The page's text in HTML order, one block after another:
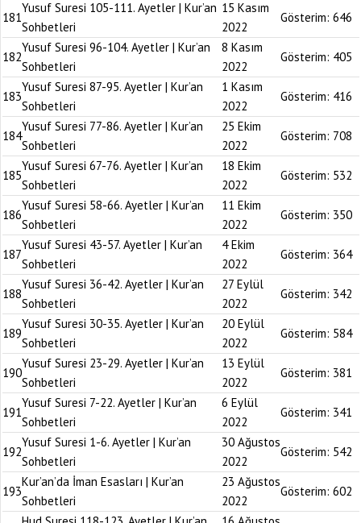
181
Yusuf Suresi 105-111. Ayetler | Kur’an
Sohbetleri
15 Kasım
2022
Gösterim: 646
182
Yusuf Suresi 96-104. Ayetler | Kur’an
Sohbetleri
8 Kasım
2022
Gösterim: 405
183
Yusuf Suresi 87-95. Ayetler | Kur’an
Sohbetleri
1 Kasım
2022
Gösterim: 416
184
Yusuf Suresi 77-86. Ayetler | Kur’an
Sohbetleri
25 Ekim
2022
Gösterim: 708
185
Yusuf Suresi 67-76. Ayetler | Kur’an
Sohbetleri
18 Ekim
2022
Gösterim: 532
186
Yusuf Suresi 58-66. Ayetler | Kur’an
Sohbetleri
11 Ekim
2022
Gösterim: 350
187
Yusuf Suresi 43-57. Ayetler | Kur’an
Sohbetleri
4 Ekim
2022
Gösterim: 364
188
Yusuf Suresi 36-42. Ayetler | Kur’an
Sohbetleri
27 Eylül
2022
Gösterim: 342
189
Yusuf Suresi 30-35. Ayetler | Kur’an
Sohbetleri
20 Eylül
2022
Gösterim: 584
190
Yusuf Suresi 23-29. Ayetler | Kur’an
Sohbetleri
13 Eylül
2022
Gösterim: 381
191
Yusuf Suresi 7-22. Ayetler | Kur’an
Sohbetleri
6 Eylül
2022
Gösterim: 341
192
Yusuf Suresi 1-6. Ayetler | Kur’an
Sohbetleri
30 Ağustos
2022
Gösterim: 542
193
Kur’an’da İman Esasları | Kur’an
Sohbetleri
23 Ağustos
2022
Gösterim: 602